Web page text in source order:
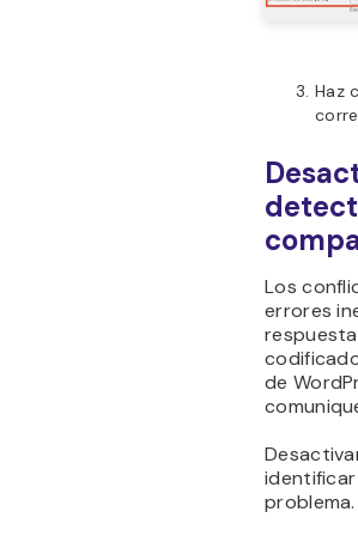
Haz
Los
errores
respuesta
de